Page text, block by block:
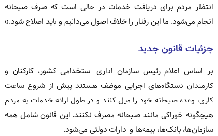
انتظار مردم برای دریافت خدمات در حالی است که صرف صبحانه
انجام می‌شود. ما این رفتار را خلاف اصول می‌دانیم و باید اصلاح شود.»
جزئیات قانون جدید
بر اساس اعلام رئیس سازمان اداری استخدامی کشور، کارکنان و
کارمندان دستگاه‌های اجرایی موظف هستند پیش از شروع ساعت
کاری، وعده صبحانه خود را میل کنند و در طول ارائه خدمات به مردم
هیچگونه خوراکی مانند صبحانه مصرف نکنند. این قانون شامل همه
سازمان‌ها، بانک‌ها، بیمه‌ها و ادارات دولتی می‌شود.